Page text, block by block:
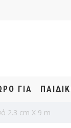
ΓΙΑ
2.3 cm Χ 9 m